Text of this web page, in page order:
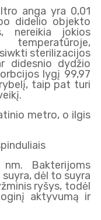
anga yra 0,01
didelio objekto
nereikia jokios
sterilizacijos
didesnio dydžio
lygį 99,97
taip pat turi
metro, o ilgis
Bakterijoms
dėl to suyra
ryšys, todėl
aktyvumą ir